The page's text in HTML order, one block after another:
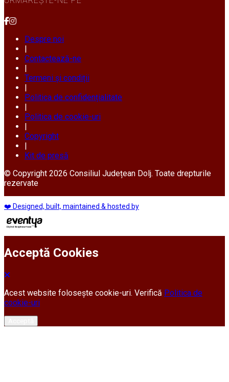
Despre noi
|
Contactează-ne
|
Termeni și condiții
|
Politica de confidențialitate
|
Politica de cookie-uri
|
Copyright
|
Kit de presă
© Copyright 2026 Consiliul Județean Dolj. Toate drepturile
rezervate
❤️ Designed, built, maintained & hosted by
Acceptă Cookies
Acest website folosește cookie-uri. Verifică Politica de
cookie-uri